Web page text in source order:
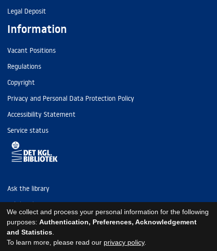
Legal Deposit
Information
Vacant Positions
Regulations
Copyright
Privacy and Personal Data Protection Policy
Accessibility Statement
Service status
Ask the library
Tel: (+45) 3347 4747
kb@kb.dk
EAN: 5798000795297
We collect and process your personal information for the following
purposes: Authentication, Preferences, Acknowledgement
and Statistics
To learn more, please read our privacy policy.